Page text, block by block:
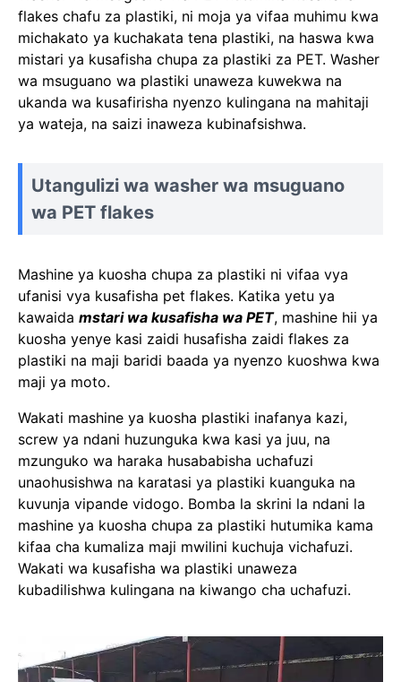
flakes chafu za plastiki, ni moja ya vifaa muhimu kwa
michakato ya kuchakata tena plastiki, na haswa kwa
mistari ya kusafisha chupa za plastiki za PET. Washer
wa msuguano wa plastiki unaweza kuwekwa na
ukanda wa kusafirisha nyenzo kulingana na mahitaji
ya wateja, na saizi inaweza kubinafsishwa.
Utangulizi wa washer wa msuguano
wa PET flakes
Mashine ya kuosha chupa za plastiki ni vifaa vya
ufanisi vya kusafisha pet flakes. Katika yetu ya
kawaida mstari wa kusafisha wa PET, mashine hii ya
kuosha yenye kasi zaidi husafisha zaidi flakes za
plastiki na maji baridi baada ya nyenzo kuoshwa kwa
maji ya moto.
Wakati mashine ya kuosha plastiki inafanya kazi,
screw ya ndani huzunguka kwa kasi ya juu, na
mzunguko wa haraka husababisha uchafuzi
unaohusishwa na karatasi ya plastiki kuanguka na
kuvunja vipande vidogo. Bomba la skrini la ndani la
mashine ya kuosha chupa za plastiki hutumika kama
kifaa cha kumaliza maji mwilini kuchuja vichafuzi.
Wakati wa kusafisha wa plastiki unaweza
kubadilishwa kulingana na kiwango cha uchafuzi.